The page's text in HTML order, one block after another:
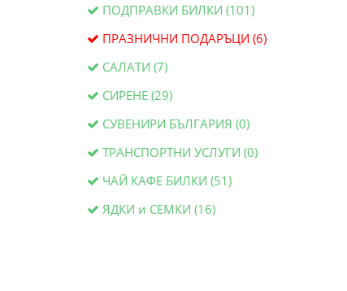
ПОДПРАВКИ БИЛКИ (101)
ПРАЗНИЧНИ ПОДАРЪЦИ (6)
САЛАТИ (7)
СИРЕНЕ (29)
СУВЕНИРИ БЪЛГАРИЯ (0)
ТРАНСПОРТНИ УСЛУГИ (0)
ЧАЙ КАФЕ БИЛКИ (51)
ЯДКИ и СЕМКИ (16)